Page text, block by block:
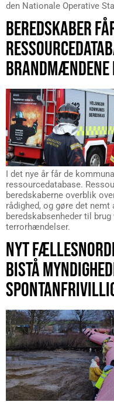
den Nationale Operative
BEREDSKABER
BRANDMÆNDENE
I det nye år får de
ressourcedatabase.
beredskaberne overblik
rådighed, og gøre det
beredskabsenheder til
terrorhændelser.
NYT
BISTÅ